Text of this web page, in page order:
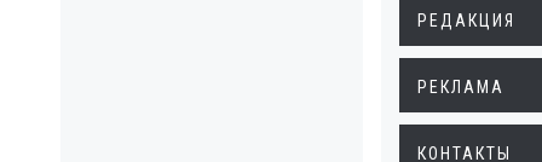
РЕДАКЦИЯ
РЕКЛАМА
КОНТАКТЫ